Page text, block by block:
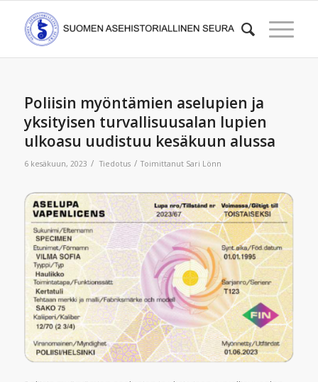
Poliisin myöntämien aselupien ja
yksityisen turvallisuusalan lupien
ulkoasu uudistuu kesäkuun alussa
6 kesäkuun, 2023 / Tiedotus / Toimittanut Sari Lönn